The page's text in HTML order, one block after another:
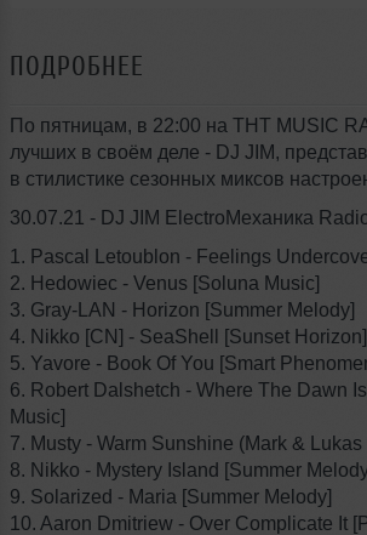
ПОДРОБНЕЕ
По пятницам, в 22:00 на THT MUSIC
лучших в своём деле - DJ JIM,
в стилистике сезонных миксов
30.07.21 - DJ JIM ElectroМеханика
1. Pascal Letoublon - Feelings
2. Hedowiec - Venus [Soluna Music]
3. Gray-LAN - Horizon [Summer Melody]
4. Nikko [CN] - SeaShell [Sunset Horizon]
5. Yavore - Book Of You [Smart
6. Robert Dalshetch - Where The Dawn
Music]
7. Musty - Warm Sunshine (Mark &
8. Nikko - Mystery Island [Summer
9. Solarized - Maria [Summer Melody]
10. Aaron Dmitriew - Over Complicate It